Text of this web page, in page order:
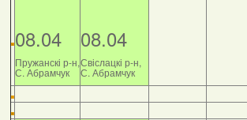
08.04
Пружанскі р-н,
С. Абрамчук
08.04
Свіслацкі р-н,
С. Абрамчук